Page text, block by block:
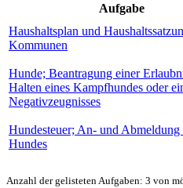
Aufgabe
Haushaltsplan und
Kommunen
Hunde; Beantragung einer
Halten eines Kampfhundes oder
Negativzeugnisses
Hundesteuer; An- und Abmeldung
Hundes
Anzahl der gelisteten Aufgaben: 3 von